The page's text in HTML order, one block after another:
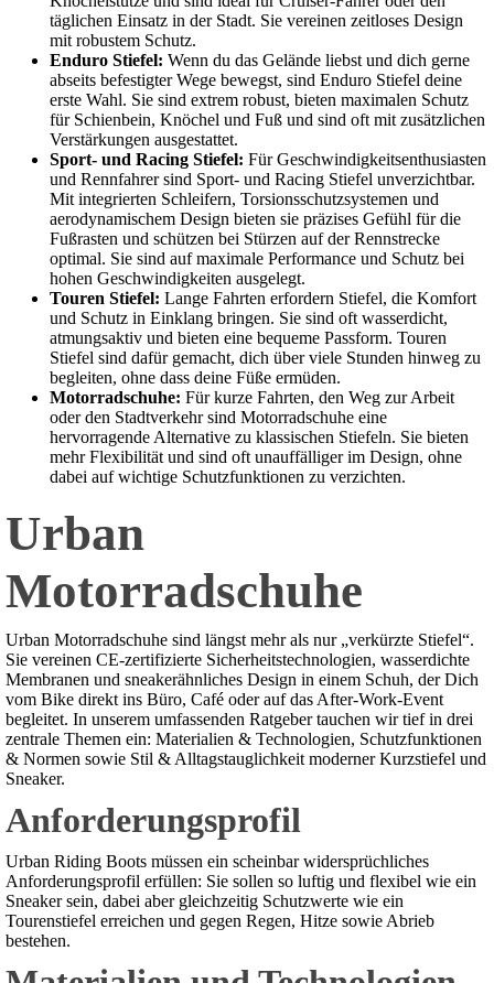
täglichen Einsatz in der Stadt. Sie vereinen zeitloses Design
mit robustem Schutz.
Enduro Stiefel: Wenn du das Gelände liebst und dich gerne
abseits befestigter Wege bewegst, sind Enduro Stiefel deine
erste Wahl. Sie sind extrem robust, bieten maximalen Schutz
für Schienbein, Knöchel und Fuß und sind oft mit zusätzlichen
Verstärkungen ausgestattet.
Sport- und Racing Stiefel: Für Geschwindigkeitsenthusiasten
und Rennfahrer sind Sport- und Racing Stiefel unverzichtbar.
Mit integrierten Schleifern, Torsionsschutzsystemen und
aerodynamischem Design bieten sie präzises Gefühl für die
Fußrasten und schützen bei Stürzen auf der Rennstrecke
optimal. Sie sind auf maximale Performance und Schutz bei
hohen Geschwindigkeiten ausgelegt.
Touren Stiefel: Lange Fahrten erfordern Stiefel, die Komfort
und Schutz in Einklang bringen. Sie sind oft wasserdicht,
atmungsaktiv und bieten eine bequeme Passform. Touren
Stiefel sind dafür gemacht, dich über viele Stunden hinweg zu
begleiten, ohne dass deine Füße ermüden.
Motorradschuhe: Für kurze Fahrten, den Weg zur Arbeit
oder den Stadtverkehr sind Motorradschuhe eine
hervorragende Alternative zu klassischen Stiefeln. Sie bieten
mehr Flexibilität und sind oft unauffälliger im Design, ohne
dabei auf wichtige Schutzfunktionen zu verzichten.
Urban
Motorradschuhe
Urban Motorradschuhe sind längst mehr als nur „verkürzte Stiefel“.
Sie vereinen CE-zertifizierte Sicherheitstechnologien, wasserdichte
Membranen und sneakerähnliches Design in einem Schuh, der Dich
vom Bike direkt ins Büro, Café oder auf das After-Work-Event
begleitet. In unserem umfassenden Ratgeber tauchen wir tief in drei
zentrale Themen ein: Materialien & Technologien, Schutzfunktionen
& Normen sowie Stil & Alltagstauglichkeit moderner Kurzstiefel und
Sneaker.
Anforderungsprofil
Urban Riding Boots müssen ein scheinbar widersprüchliches
Anforderungsprofil erfüllen: Sie sollen so luftig und flexibel wie ein
Sneaker sein, dabei aber gleichzeitig Schutzwerte wie ein
Tourenstiefel erreichen und gegen Regen, Hitze sowie Abrieb
bestehen.